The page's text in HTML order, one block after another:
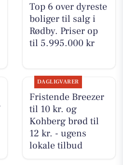
Top 6 over dyreste
boliger til salg i
Rødby. Priser op
til 5.995.000 kr
DAGLIGVARER
Fristende Breezer
til 10 kr. og
Kohberg brød til
12 kr. - ugens
lokale tilbud